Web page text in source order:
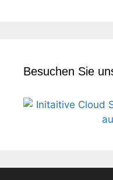
Besuchen Sie